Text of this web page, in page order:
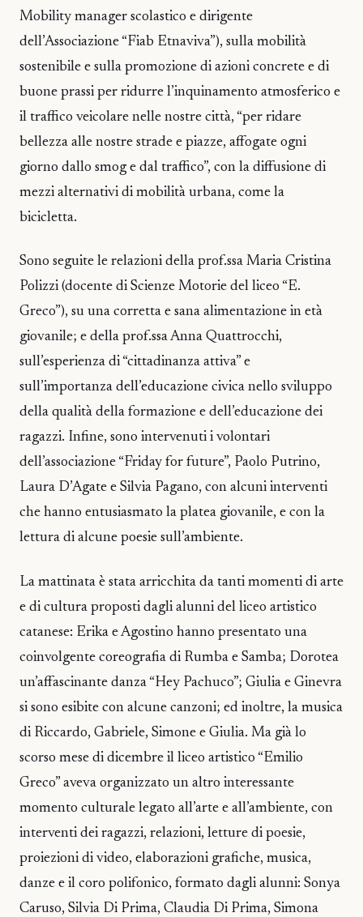
Mobility manager scolastico e dirigente
dell’Associazione “Fiab Etnaviva”), sulla mobilità
sostenibile e sulla promozione di azioni concrete e di
buone prassi per ridurre l’inquinamento atmosferico e
il traffico veicolare nelle nostre città, “per ridare
bellezza alle nostre strade e piazze, affogate ogni
giorno dallo smog e dal traffico”, con la diffusione di
mezzi alternativi di mobilità urbana, come la
bicicletta.
Sono seguite le relazioni della prof.ssa Maria Cristina
Polizzi (docente di Scienze Motorie del liceo “E.
Greco”), su una corretta e sana alimentazione in età
giovanile; e della prof.ssa Anna Quattrocchi,
sull’esperienza di “cittadinanza attiva” e
sull’importanza dell’educazione civica nello sviluppo
della qualità della formazione e dell’educazione dei
ragazzi. Infine, sono intervenuti i volontari
dell’associazione “Friday for future”, Paolo Putrino,
Laura D’Agate e Silvia Pagano, con alcuni interventi
che hanno entusiasmato la platea giovanile, e con la
lettura di alcune poesie sull’ambiente.
La mattinata è stata arricchita da tanti momenti di arte
e di cultura proposti dagli alunni del liceo artistico
catanese: Erika e Agostino hanno presentato una
coinvolgente coreografia di Rumba e Samba; Dorotea
un’affascinante danza “Hey Pachuco”; Giulia e Ginevra
si sono esibite con alcune canzoni; ed inoltre, la musica
di Riccardo, Gabriele, Simone e Giulia. Ma già lo
scorso mese di dicembre il liceo artistico “Emilio
Greco” aveva organizzato un altro interessante
momento culturale legato all’arte e all’ambiente, con
interventi dei ragazzi, relazioni, letture di poesie,
proiezioni di video, elaborazioni grafiche, musica,
danze e il coro polifonico, formato dagli alunni: Sonya
Caruso, Silvia Di Prima, Claudia Di Prima, Simona